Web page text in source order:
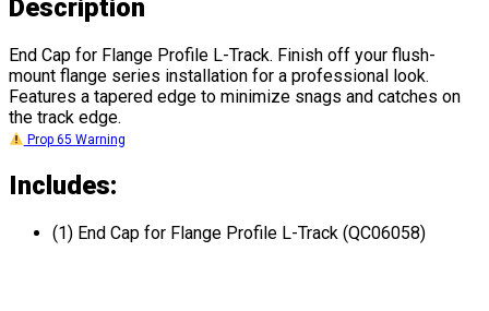
Description
End Cap for Flange Profile L-Track. Finish off your flush-
mount flange series installation for a professional look.
Features a tapered edge to minimize snags and catches on
the track edge.
Prop 65 Warning
Includes:
(1) End Cap for Flange Profile L-Track (QC06058)